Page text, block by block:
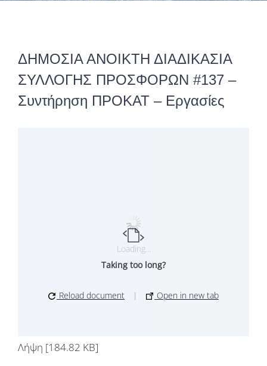
ΔΗΜΟΣΙΑ ΑΝΟΙΚΤΗ ΔΙΑΔΙΚΑΣΙΑ
ΣΥΛΛΟΓΗΣ ΠΡΟΣΦΟΡΩΝ #137 –
Συντήρηση ΠΡΟΚΑΤ – Εργασίες
Loading...
Taking too long?
Reload document | Open in new tab
Λήψη [184.82 KB]